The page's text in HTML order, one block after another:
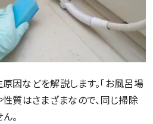
因などを解説します。「お風呂場
性質はさまざまなので、同じ掃除
。